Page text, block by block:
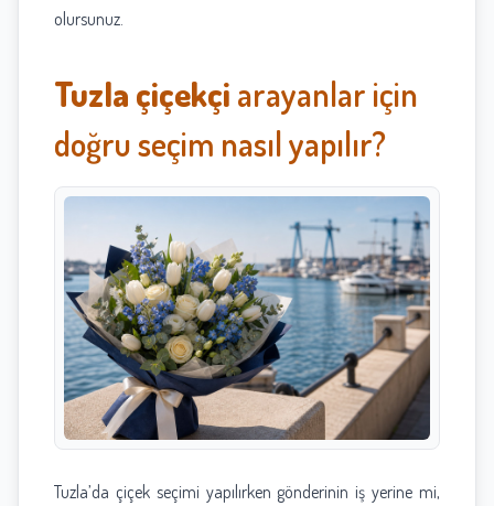
olursunuz.
Tuzla çiçekçi arayanlar için
doğru seçim nasıl yapılır?
Tuzla’da çiçek seçimi yapılırken gönderinin iş yerine mi,